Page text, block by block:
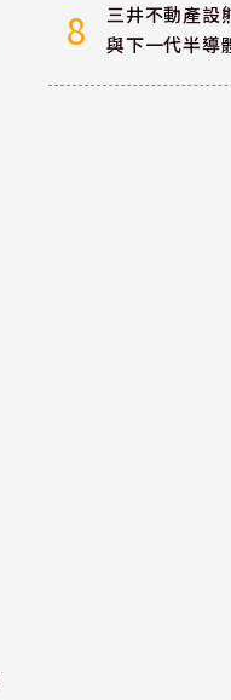
8
三井不動產設
與下一代半導